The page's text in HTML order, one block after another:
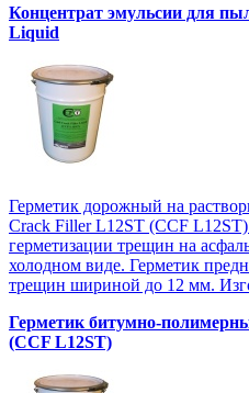
Концентрат эмульсии для
Liquid
Герметик дорожный на
Crack Filler L12SТ (CCF L12SТ)
герметизации трещин на
холодном виде. Герметик
трещин шириной до 12 мм.
Герметик битумно-
(CCF L12SТ)